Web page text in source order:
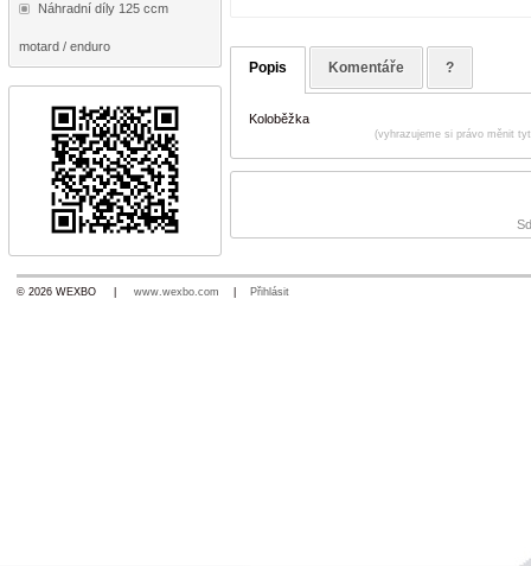
Náhradní díly 125 ccm
motard / enduro
Popis Komentáře ?
Koloběžka
(vyhrazujeme si právo měnit
© 2026 WEXBO | www.wexbo.com Přihlásit